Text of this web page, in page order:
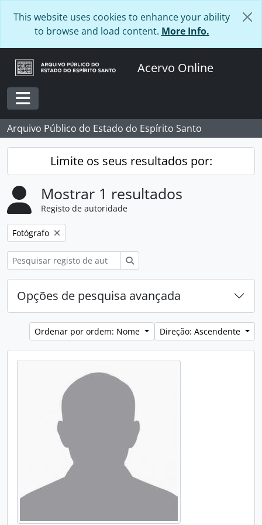
This website uses cookies to enhance your ability
to browse and load content. More Info.
Acervo Online
Toggle navigation
Arquivo Público do Estado do Espírito Santo
Limite os seus resultados por:
Mostrar 1 resultados
Registo de autoridade
Remover filtro:
Fotógrafo
Opções de pesquisa avançada
Ordenar por ordem: Nome Direção: Ascendente